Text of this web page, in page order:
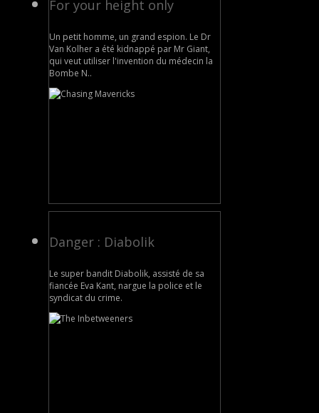
For your height only
Un petit homme, un grand espion. Le Dr
Van Kolher a été kidnappé par Mr Giant,
qui veut utiliser l'invention du médecin la
Bombe N..
Danger : Diabolik
Le super bandit Diabolik, assisté de sa
fiancée Eva Kant, nargue la police et le
syndicat du crime.